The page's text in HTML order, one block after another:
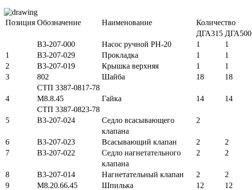
Позиция Обозначение Наименование
Количество
ДГА315 ДГА500
В3-207-000
Насос ручной РН-20 1
1
1
В3-207-029 Прокладка 1
1
2
В3-207-019 Крышка верхняя 1
1
3
802 Шайба 18
18
СТП 3387-0817-78
4
М8.8.45 Гайка 14
14
СТП 3387-0823-78
5
В3-207-024 Седло всасывающего
2
клапана
6
В3-207-023 Всасывающий клапан 2
2
7
В3-207-022 Седло нагнетательного 2
2
клапана
8
В3-207-014 Нагнетательный клапан 2
2
9
М8.20.66.45 Шпилька 12
12